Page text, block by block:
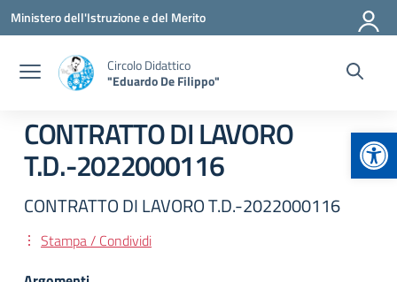
Vai ai contenuti
Vai al menu di navigazione
Vai al footer
Ministero dell'Istruzione e del Merito
Circolo Didattico
"Eduardo De Filippo"
CONTRATTO DI LAVORO
T.D.-2022000116
CONTRATTO DI LAVORO T.D.-2022000116
Stampa / Condividi